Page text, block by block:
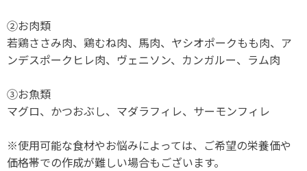
②お肉類
若鶏ささみ肉、鶏むね肉、馬肉、ヤシオポークもも肉、ア
ンデスポークヒレ肉、ヴェニソン、カンガルー、ラム肉
③お魚類
マグロ、かつおぶし、マダラフィレ、サーモンフィレ
※使用可能な食材やお悩みによっては、ご希望の栄養価や
価格帯での作成が難しい場合もございます。